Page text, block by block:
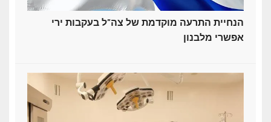
הנחיית התרעה מוקדמת של צה"ל בעקבות ירי
אפשרי מלבנון